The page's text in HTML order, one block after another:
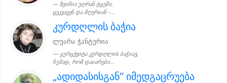
ზეიმია უღრან ტყეში,
ცეკვავენ და მღერიან -...
კურდღლის ბაჭია
ლუარა ჭანტურია
ყურცქვიტა კურდღლის ბაჭიავ,
ჩუმად, რომ დაიარები...
„ადიდასისგან“ იმედგაცრუება